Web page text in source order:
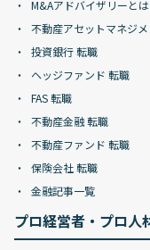
M&Aアドバイザリーとは
不動産アセットマネジ
投資銀行 転職
ヘッジファンド 転職
FAS 転職
不動産金融 転職
不動産ファンド 転職
保険会社 転職
金融記事一覧
プロ経営者・プロ人